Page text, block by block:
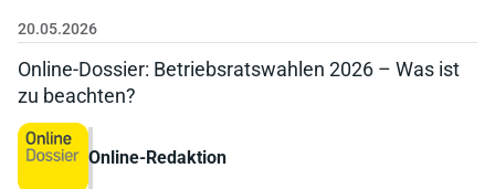
20.05.2026
Online-Dossier: Betriebsratswahlen 2026 – Was ist
zu beachten?
Online-Redaktion